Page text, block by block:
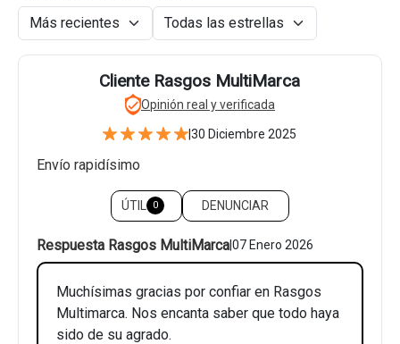
Cliente Rasgos MultiMarca
Opinión real y verificada
|30 Diciembre 2025
Envío rapidísimo
ÚTIL 0 DENUNCIAR
Respuesta Rasgos MultiMarca|07 Enero 2026
Muchísimas gracias por confiar en Rasgos
Multimarca. Nos encanta saber que todo haya
sido de su agrado.